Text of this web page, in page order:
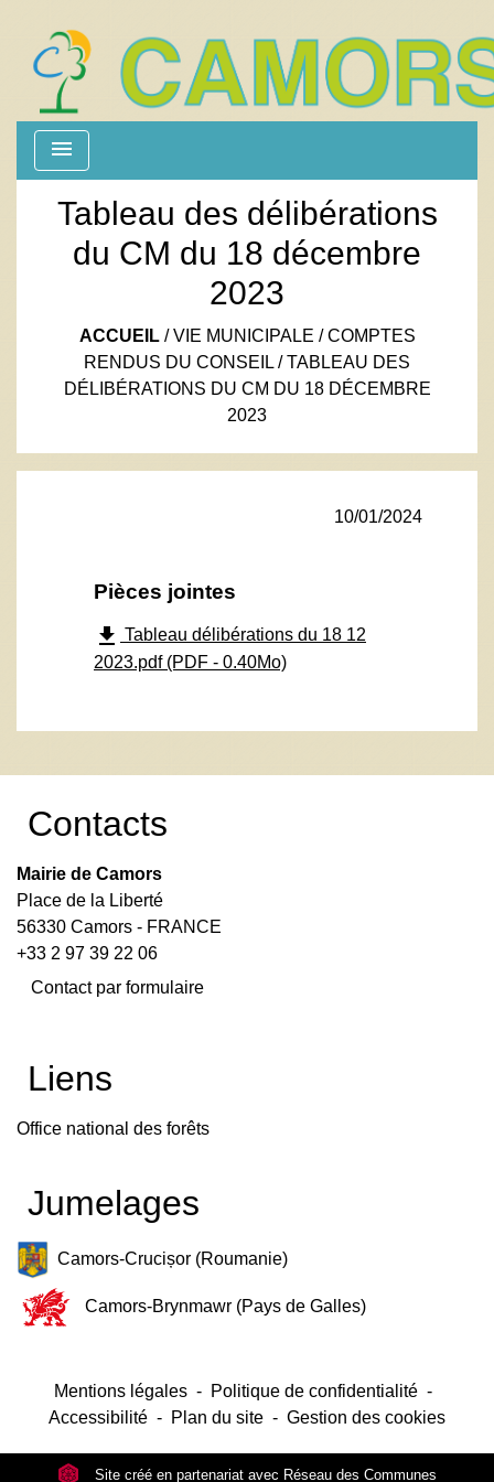
menu
Tableau des délibérations
du CM du 18 décembre
2023
ACCUEIL/VIE MUNICIPALE /COMPTES
RENDUS DU CONSEIL /TABLEAU DES
DÉLIBÉRATIONS DU CM DU 18 DÉCEMBRE
2023
10/01/2024
Pièces jointes
file_download Tableau délibérations du 18 12
2023.pdf (PDF - 0.40Mo)
Contacts
Mairie de Camors
Place de la Liberté
56330 Camors - FRANCE
+33 2 97 39 22 06
Contact par formulaire
Liens
Office national des forêts
Jumelages
Camors-Crucișor (Roumanie)
Camors-Brynmawr (Pays de Galles)
Mentions légales - Politique de confidentialité -
Accessibilité - Plan du site - Gestion des cookies
Site créé en partenariat avec Réseau des Communes